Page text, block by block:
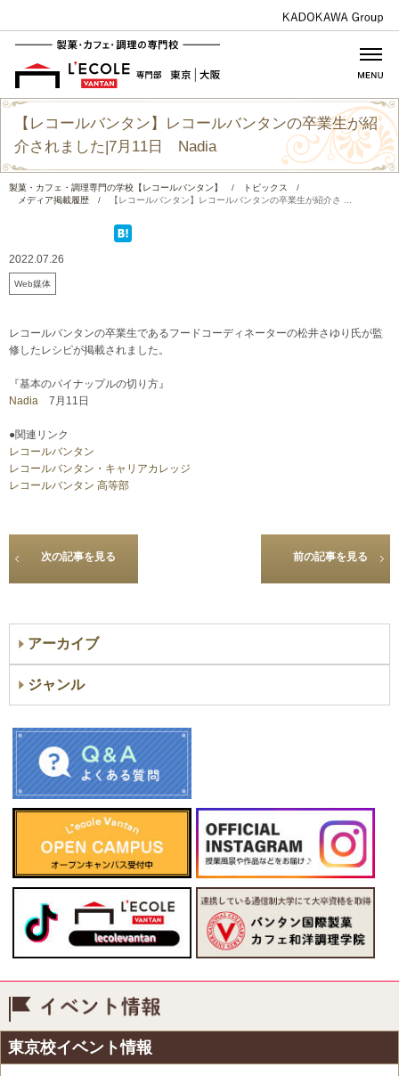
【レコールバンタン】レコールバンタンの卒業生が紹
介されました|7月11日 Nadia
製菓・カフェ・調理専門の学校【レコールバンタン】 / トピックス
/
メディア掲載履歴
/ 【レコールバンタン】レコールバンタンの卒業生が紹介さ ...
2022.07.26
Web媒体
レコールバンタンの卒業生であるフードコーディネーターの松井さゆり氏が監
修したレシピが掲載されました。
『基本のパイナップルの切り方』
Nadia 7月11日
●関連リンク
レコールバンタン
レコールバンタン・キャリアカレッジ
レコールバンタン 高等部
次の記事を見る 前の記事を見る
アーカイブ
ジャンル
東京校イベント情報